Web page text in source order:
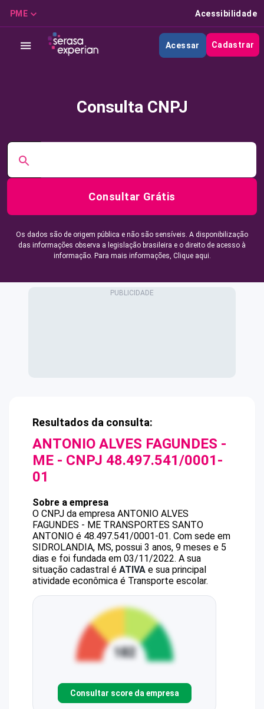
PME Acessibilidade
Acessar Cadastrar
Consulta CNPJ
Consultar Grátis
Os dados são de origem pública e não são sensíveis. A disponibilização
das informações observa a legislação brasileira e o direito de acesso à
informação. Para mais informações, Clique aqui.
Resultados da consulta:
ANTONIO ALVES FAGUNDES -
ME - CNPJ 48.497.541/0001-
01
Sobre a empresa
O CNPJ da empresa ANTONIO ALVES
FAGUNDES - ME TRANSPORTES SANTO
ANTONIO é 48.497.541/0001-01. Com sede em
SIDROLANDIA, MS, possui 3 anos, 9 meses e 5
dias e foi fundada em 03/11/2022. A sua
situação cadastral é ATIVA e sua principal
atividade econômica é Transporte escolar.
Consultar score da empresa